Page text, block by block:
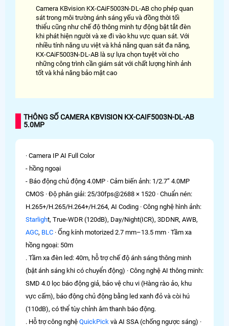
Camera KBvision KX-CAiF5003N-DL-AB cho phép quan
sát trong môi trường ánh sáng yếu và đồng thời tối
thiểu cũng như chế độ thông minh tự động bật tắt đèn
khi phát hiện người và xe đi vào khu vực quan sát. Với
nhiều tính năng ưu việt và khả năng quan sát đa năng,
KX-CAiF5003N-DL-AB là sự lựa chọn tuyệt vời cho
những công trình cần giám sát với chất lượng hình ảnh
tốt và khả năng bảo mật cao
THÔNG SỐ CAMERA KBVISION KX-CAIF5003N-DL-AB
5.0MP
· Camera IP AI Full Color
- hồng ngoại
- Báo động chủ động 4.0MP · Cảm biến ảnh: 1/2.7” 4.0MP
CMOS · Độ phân giải: 25/30fps@2688 × 1520 · Chuẩn nén:
H.265+/H.265/H.264+/H.264, AI Coding · Công nghệ hình ảnh:
Starlight, True-WDR (120dB), Day/Night(ICR), 3DDNR, AWB,
AGC, BLC · Ống kính motorized 2.7 mm–13.5 mm · Tầm xa
hồng ngoại: 50m
. Tầm xa đèn led: 40m, hỗ trợ chế độ ánh sáng thông minh
(bật ánh sáng khi có chuyển động) · Công nghệ AI thông minh:
SMD 4.0 lọc báo động giả, bảo vệ chu vi (Hàng rào ảo, khu
vực cấm), báo động chủ động bằng led xanh đỏ và còi hú
(110dB), có thể tùy chỉnh âm thanh báo động.
. Hỗ trợ công nghệ QuickPick và AI SSA (chống ngược sáng) ·